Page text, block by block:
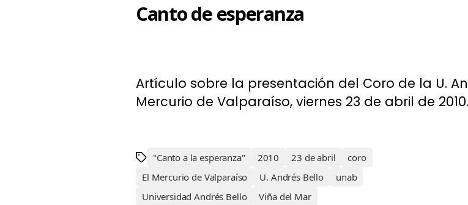
Canto de esperanza
Artículo sobre la presentación del Coro de la U.
Mercurio de Valparaíso, viernes 23 de abril de 2010.
"Canto a la esperanza" 2010 23 de abril
coro
El Mercurio de Valparaíso
U. Andrés Bello
unab
Universidad Andrés Bello
Viña del Mar